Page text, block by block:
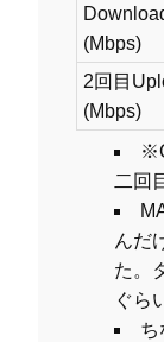
(Mbps)
2回目
(Mbps)
二回
んだ
た。
ぐら
ち